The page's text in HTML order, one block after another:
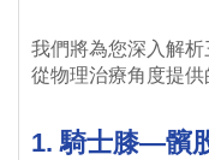
我們將為您深入解
從物理治療角度提供
1. 騎士膝—髕